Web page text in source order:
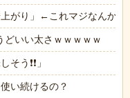
がり」←これマジなんか？
いい太さｗｗｗｗｗ
う❗️❗️」
い続けるの？